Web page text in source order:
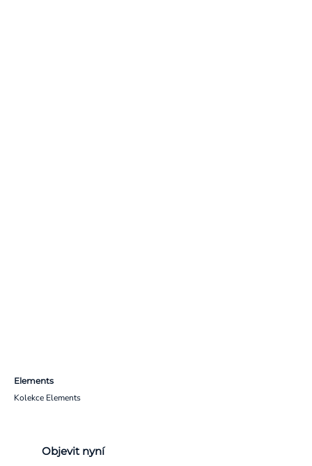
Elements
Kolekce Elements
Objevit nyní